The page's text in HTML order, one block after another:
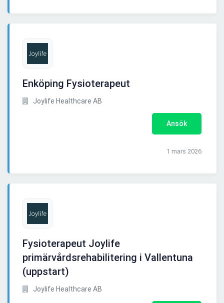
Enköping Fysioterapeut
Joylife Healthcare AB
Ansök
1 mars 2026
Fysioterapeut Joylife
primärvårdsrehabilitering i Vallentuna
(uppstart)
Joylife Healthcare AB